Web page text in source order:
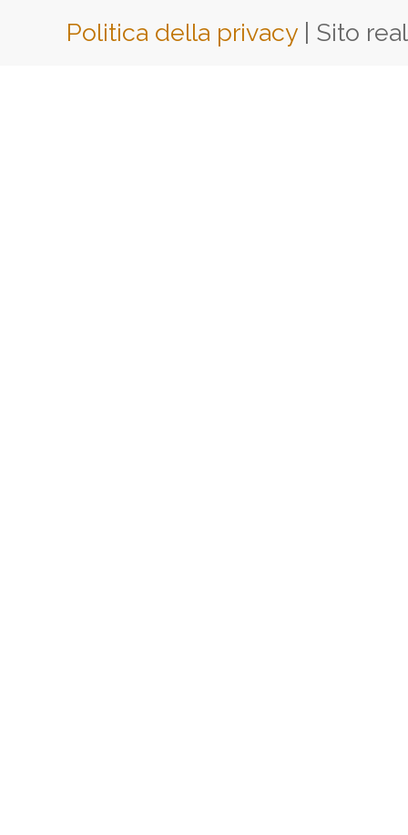
Politica della privacy | Sito